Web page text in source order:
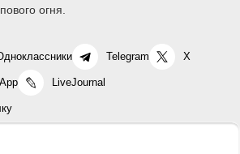
огня.
Telegram X
LiveJournal